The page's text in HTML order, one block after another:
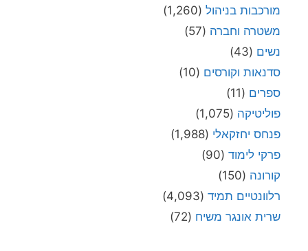
מורכבות בניהול (1,260)
משטרה וחברה (57)
נשים (43)
סדנאות וקורסים (10)
ספרים (11)
פוליטיקה (1,075)
פנחס יחזקאלי (1,988)
פרקי לימוד (90)
קורונה (150)
רלוונטיים תמיד (4,093)
שרית אונגר משיח (72)